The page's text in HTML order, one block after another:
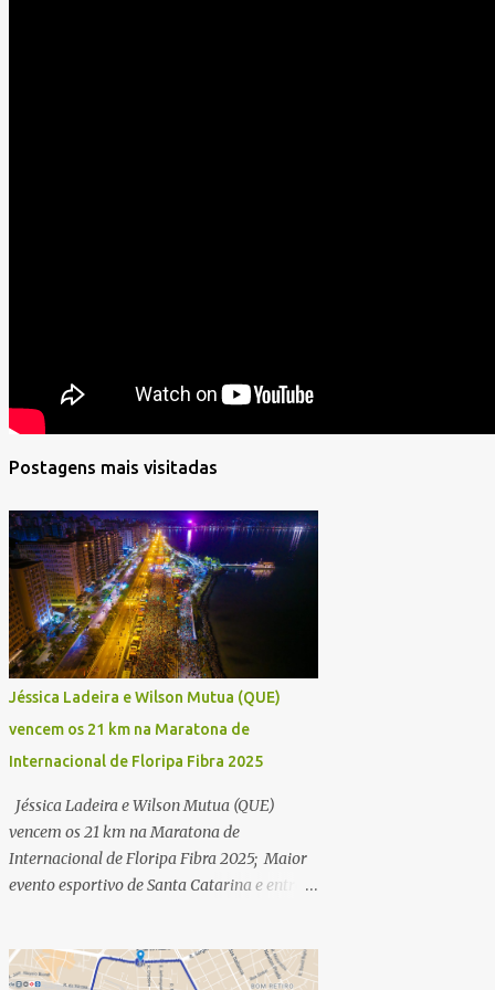
Postagens mais visitadas
Jéssica Ladeira e Wilson Mutua (QUE)
vencem os 21 km na Maratona de
Internacional de Floripa Fibra 2025
Jéssica Ladeira e Wilson Mutua (QUE)
vencem os 21 km na Maratona de
Internacional de Floripa Fibra 2025; Maior
evento esportivo de Santa Catarina e entre
domingo (30) - Fotos: G2 Filmes/Maratona